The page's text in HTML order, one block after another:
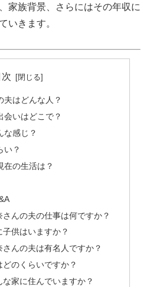
家族背景、さらにはその年収に
いきます。
次
夫はどんな人？
会いはどこで？
な感じ？
い？
在の生活は？
んの夫の仕事は何ですか？
供はいますか？
んの夫は有名人ですか？
のくらいですか？
家に住んでいますか？